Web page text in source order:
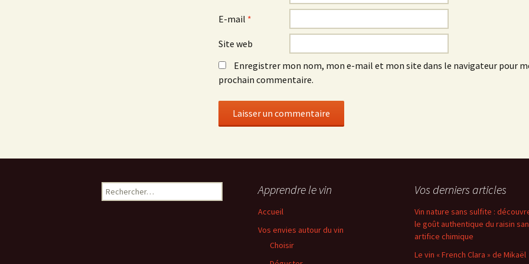
E-mail *
Site web
Enregistrer mon nom, mon e-mail et mon site dans le navigateur pour
prochain commentaire.
Rechercher : Apprendre le vin
Accueil
Vos envies autour du vin
Choisir
Vos derniers articles
Vin nature sans sulfite :
le goût authentique du raisin
artifice chimique
Le vin « French Clara » de Mikaël